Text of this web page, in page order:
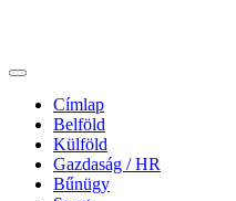
Címlap
Belföld
Külföld
Gazdaság / HR
Bűnügy